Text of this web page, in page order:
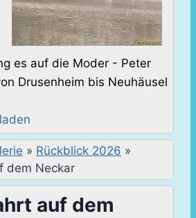
es auf die Moder - Peter
Drusenheim bis Neuhäusel
» Rückblick 2026 »
dem Neckar
auf dem